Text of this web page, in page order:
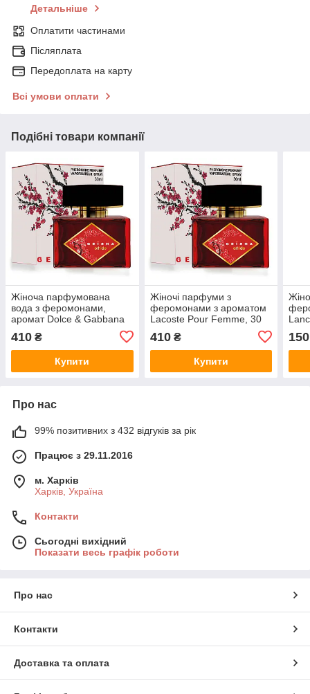
Детальніше
Оплатити частинами
Післяплата
Передоплата на карту
Всі умови оплати
Подібні товари компанії
Жіноча парфумована
вода з феромонами,
аромат Dolce & Gabbana
Light Blue, 30 мл – Geisha
Maiko
410 ₴
Купити
Жіночі парфуми з
феромонами з ароматом
Lacoste Pour Femme, 30
410₴
Купити
150
Про нас
99% позитивних з 432 відгуків за рік
Працює з 29.11.2016
м. Харків
Харків, Україна
Контакти
Сьогодні вихідний
Показати весь графік роботи
Про нас
Контакти
Доставка та оплата